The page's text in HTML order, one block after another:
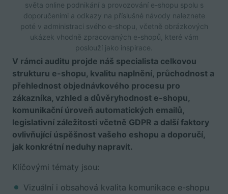
světa online podnikání a provozování e-shopu spolu s
doporučeními a odkazy na příslušné návody naleznete
poté v administraci svého e-shopu, včetně obrázkových
ukázek vhodně zpracovaných e-shopů, které vám
poslouží jako inspirace.
V rámci auditu projde náš specialista celkovou
strukturu e-shopu, kvalitu naplnění, průchodnost a
přehlednost objednávkového procesu pro
zákazníka, vzhled a důvěryhodnost e-shopu,
komunikační úroveň automatických emailů,
legislativní záležitosti včetně GDPR a další faktory
ovlivňující úspěšnost vašeho eshopu a doporučí,
jak konkrétní neduhy napravit.
Klíčovými tématy jsou:
Vizuální i obsahová kvalita komunikace e-shopu